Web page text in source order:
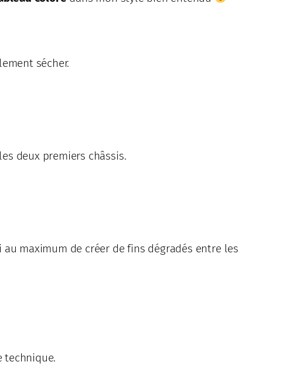
sécher.
deux premiers châssis.
maximum de créer de fins dégradés entre les
technique.